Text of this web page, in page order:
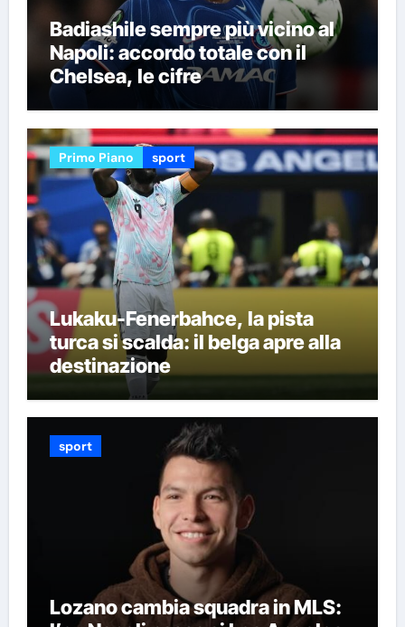
Badiashile sempre più vicino al
Napoli: accordo totale con il
Chelsea, le cifre
Primo Piano sport
Lukaku-Fenerbahce, la pista
turca si scalda: il belga apre alla
destinazione
sport
Lozano cambia squadra in MLS: